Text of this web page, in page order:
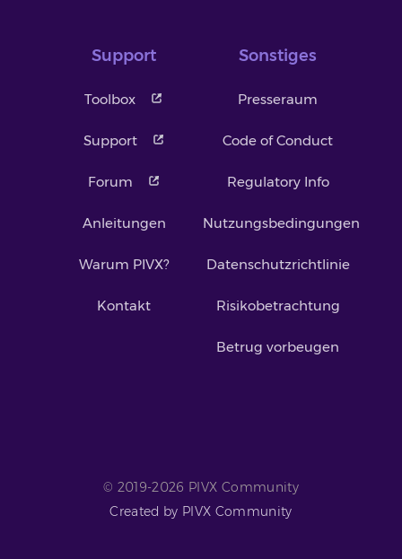
Support
Toolbox
Support
Forum
Anleitungen
Warum PIVX?
Kontakt
Sonstiges
Presseraum
Code of Conduct
Regulatory Info
Nutzungsbedingungen
Datenschutzrichtlinie
Risikobetrachtung
Betrug vorbeugen
© 2019-2026 PIVX Community
Created by PIVX Community